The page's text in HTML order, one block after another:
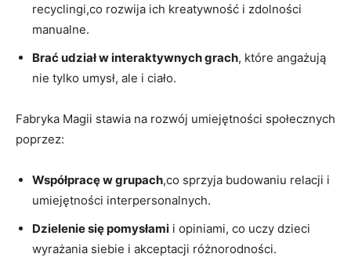
recyclingi,co rozwija ich‍ kreatywność i zdolności
manualne.
Brać udział w interaktywnych ​grach, które angażują
nie tylko umysł, ale i ciało.
Fabryka Magii stawia‍ na rozwój umiejętności ⁣społecznych
poprzez:
Współpracę w grupach,co sprzyja ⁣budowaniu relacji ⁢i
umiejętności interpersonalnych.
Dzielenie ⁣się pomysłami ⁢i opiniami, co uczy ‌dzieci
wyrażania⁢ siebie i akceptacji różnorodności.